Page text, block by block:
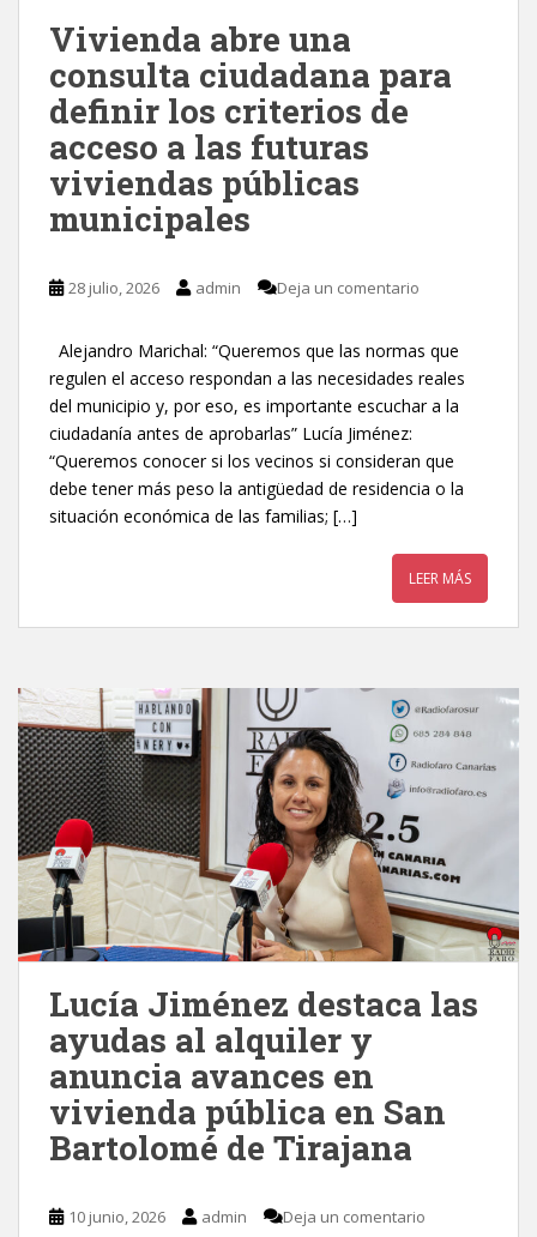
Vivienda abre una
consulta ciudadana para
definir los criterios de
acceso a las futuras
viviendas públicas
municipales
28 julio, 2026 admin Deja un comentario
Alejandro Marichal: “Queremos que las normas que
regulen el acceso respondan a las necesidades reales
del municipio y, por eso, es importante escuchar a la
ciudadanía antes de aprobarlas” Lucía Jiménez:
“Queremos conocer si los vecinos si consideran que
debe tener más peso la antigüedad de residencia o la
situación económica de las familias; […]
LEER MÁS
Lucía Jiménez destaca las
ayudas al alquiler y
anuncia avances en
vivienda pública en San
Bartolomé de Tirajana
10 junio, 2026 admin Deja un comentario